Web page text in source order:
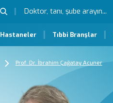
Hastaneler Tıbbi Branşlar
Prof. Dr. İbrahim Çağatay Acuner